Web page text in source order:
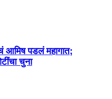
आमिष पडलं महागात;
चुना